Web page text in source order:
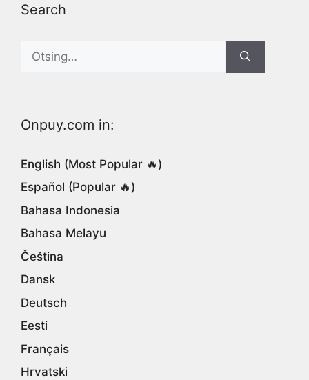
Search
for:
Onpuy.com in:
English (Most Popular 🔥)
Español (Popular 🔥)
Bahasa Indonesia
Bahasa Melayu
Čeština
Dansk
Deutsch
Eesti
Français
Hrvatski